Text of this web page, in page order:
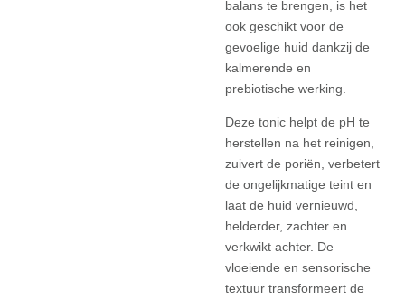
balans te brengen, is het
ook geschikt voor de
gevoelige huid dankzij de
kalmerende en
prebiotische werking.
Deze tonic helpt de pH te
herstellen na het reinigen,
zuivert de poriën, verbetert
de ongelijkmatige teint en
laat de huid vernieuwd,
helderder, zachter en
verkwikt achter. De
vloeiende en sensorische
textuur transformeert de